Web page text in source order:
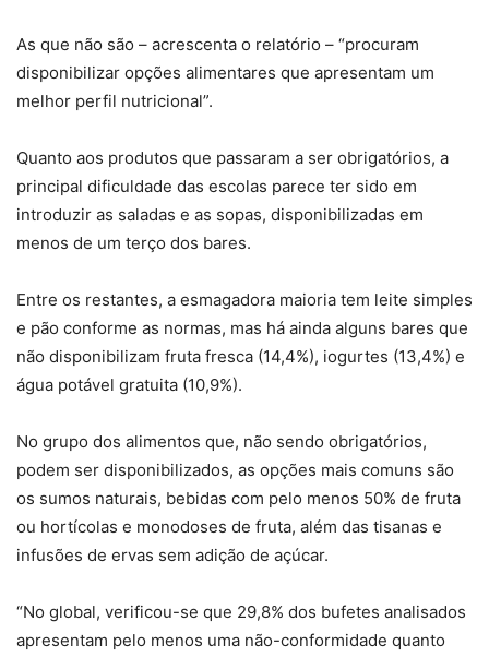
As que não são – acrescenta o relatório – “procuram
disponibilizar opções alimentares que apresentam um
melhor perfil nutricional”.
Quanto aos produtos que passaram a ser obrigatórios, a
principal dificuldade das escolas parece ter sido em
introduzir as saladas e as sopas, disponibilizadas em
menos de um terço dos bares.
Entre os restantes, a esmagadora maioria tem leite simples
e pão conforme as normas, mas há ainda alguns bares que
não disponibilizam fruta fresca (14,4%), iogurtes (13,4%) e
água potável gratuita (10,9%).
No grupo dos alimentos que, não sendo obrigatórios,
podem ser disponibilizados, as opções mais comuns são
os sumos naturais, bebidas com pelo menos 50% de fruta
ou hortícolas e monodoses de fruta, além das tisanas e
infusões de ervas sem adição de açúcar.
“No global, verificou-se que 29,8% dos bufetes analisados
apresentam pelo menos uma não-conformidade quanto